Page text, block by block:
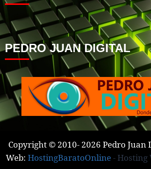
PEDRO JUAN DIGITAL
Copyright © 2010- 2026 Pedro Juan
Web: HostingBaratoOnline- Hosting